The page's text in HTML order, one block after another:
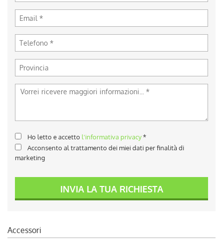
Ho letto e accetto l'informativa privacy*
Acconsento al trattamento dei miei dati per finalità di
marketing
INVIA LA TUA RICHIESTA
Accessori